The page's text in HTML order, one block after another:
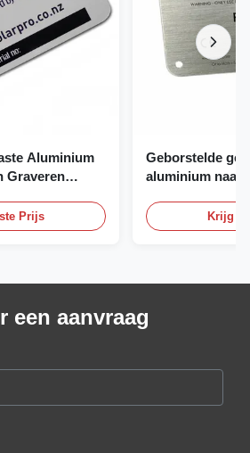
Aluminium
Graveren
Prijs
Geborstelde
aluminium
Krijg
een aanvraag